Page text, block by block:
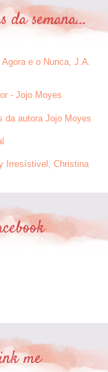
da semana...
Agora e o Nunca, J.A.
- Jojo Moyes
da autora Jojo Moyes
Irresístivel, Christina
me